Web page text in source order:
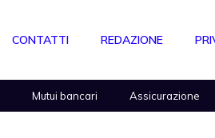
CONTATTI REDAZIONE
Mutui bancari Assicurazione